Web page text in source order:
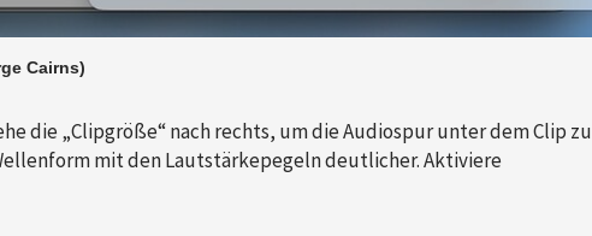
Cairns)
die „Clipgröße“ nach rechts, um die Audiospur unter dem Clip zu
mit den Lautstärkepegeln deutlicher. Aktiviere